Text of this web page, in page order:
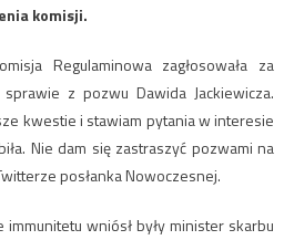
komisji.
Regulaminowa zagłosowała za
z pozwu Dawida Jackiewicza.
kwestie i stawiam pytania w interesie
Nie dam się zastraszyć pozwami na
posłanka Nowoczesnej.
wniósł były minister skarbu